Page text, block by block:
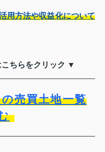
用方法や収益化について
ちらをクリック ▼
売買土地一覧